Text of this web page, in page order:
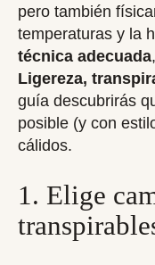
pero también
temperaturas y la
técnica adecuada
Ligereza,
guía descubrirás
posible (y con
cálidos.
1. Elige